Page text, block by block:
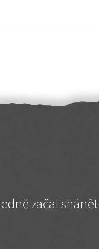
začal